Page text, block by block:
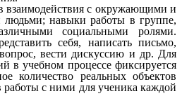
взаимодействия с окружающими и
навыки работы в группе,
социальными ролями.
себя, написать письмо,
вопрос, вести дискуссию и др. Для
в учебном процессе фиксируется
количество реальных объектов
с ними для ученика каждой